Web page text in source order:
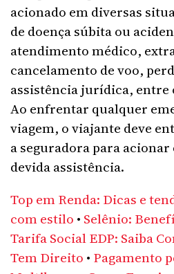
acionado em diversas
de doença súbita ou
atendimento médico,
cancelamento de voo,
assistência jurídica,
Ao enfrentar qualquer
viagem, o viajante deve
a seguradora para acionar
devida assistência.
Top em Renda: Dicas e
com estilo • Selênio:
Tarifa Social EDP: Saiba
Tem Direito • Pagamento